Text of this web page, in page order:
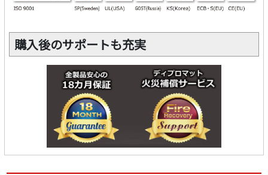
購入後のサポートも充実